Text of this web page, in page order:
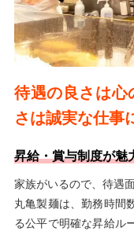
待遇の良さは心
さは誠実な仕事
昇給・賞与制度が魅
家族がいるので、待遇
丸亀製麺は、勤務時間
る公平で明確な昇給ル